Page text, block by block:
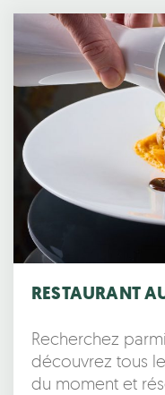
RESTAURANT
Recherchez
découvrez tous
du moment et